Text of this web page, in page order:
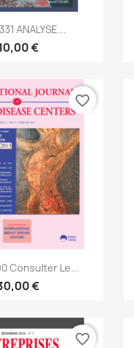
rapide
ANALYSE...
€
rapide
Consulter Le...
€
favorite_border
favorite_border